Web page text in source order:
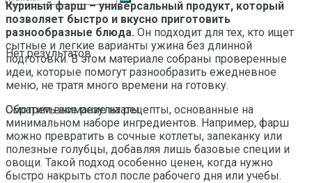
Нет результатов
Смотреть все результаты
Куриный фарш – универсальный продукт, который
позволяет быстро и вкусно приготовить
разнообразные блюда. Он подходит для тех, кто ищет
сытные и легкие варианты ужина без длинной
подготовки. В этом материале собраны проверенные
идеи, которые помогут разнообразить ежедневное
меню, не тратя много времени на готовку.
Обратим внимание на рецепты, основанные на
минимальном наборе ингредиентов. Например, фарш
можно превратить в сочные котлеты, запеканку или
полезные голубцы, добавляя лишь базовые специи и
овощи. Такой подход особенно ценен, когда нужно
быстро накрыть стол после рабочего дня или учебы.